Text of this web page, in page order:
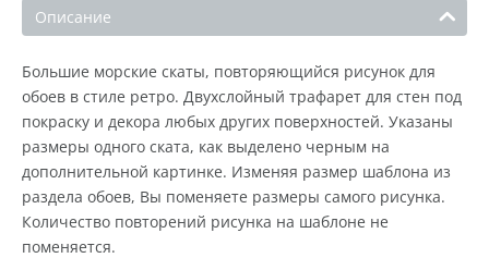
Описание
Большие морские скаты, повторяющийся рисунок для
обоев в стиле ретро. Двухслойный трафарет для стен под
покраску и декора любых других поверхностей. Указаны
размеры одного ската, как выделено черным на
дополнительной картинке. Изменяя размер шаблона из
раздела обоев, Вы поменяете размеры самого рисунка.
Количество повторений рисунка на шаблоне не
поменяется.